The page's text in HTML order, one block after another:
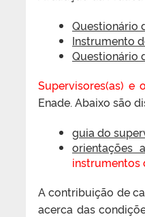
Questionário
Instrumento
Questionário
Supervisores(as) e
Enade. Abaixo são
guia do
orientações
instrumentos
A contribuição de
acerca das